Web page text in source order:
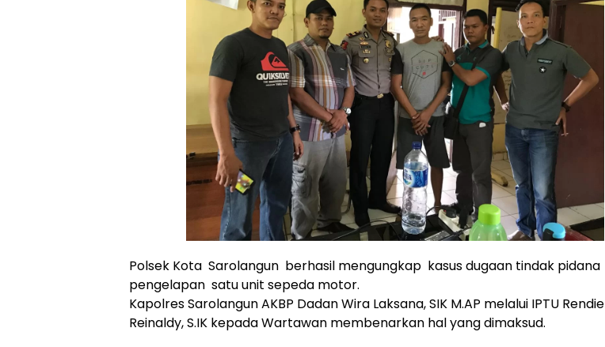
Polsek Kota Sarolangun berhasil mengungkap kasus dugaan tindak pidana
pengelapan satu unit sepeda motor.
Kapolres Sarolangun AKBP Dadan Wira Laksana, SIK M.AP melalui IPTU Rendie
Reinaldy, S.IK kepada Wartawan membenarkan hal yang dimaksud.